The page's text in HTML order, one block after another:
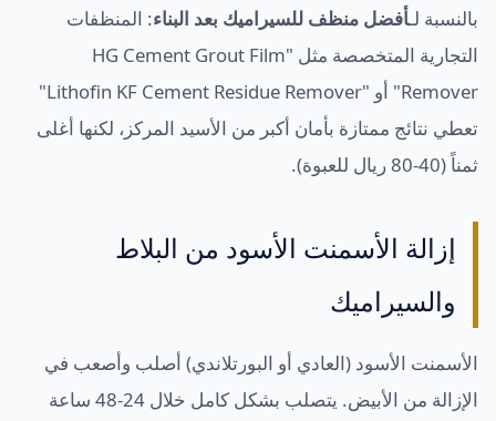
بالنسبة لـأفضل منظف للسيراميك بعد البناء: المنظفات
التجارية المتخصصة مثل "HG Cement Grout Film
Remover" أو "Lithofin KF Cement Residue Remover"
تعطي نتائج ممتازة بأمان أكبر من الأسيد المركز، لكنها أغلى
ثمناً (40-80 ريال للعبوة).
إزالة الأسمنت الأسود من البلاط
والسيراميك
الأسمنت الأسود (العادي أو البورتلاندي) أصلب وأصعب في
الإزالة من الأبيض. يتصلب بشكل كامل خلال 24-48 ساعة